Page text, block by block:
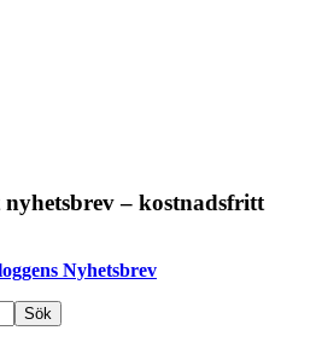
– kostnadsfritt
Nyhetsbrev